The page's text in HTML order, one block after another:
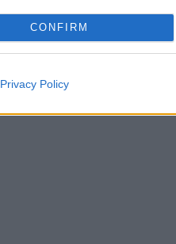
CONFIRM
Privacy Policy